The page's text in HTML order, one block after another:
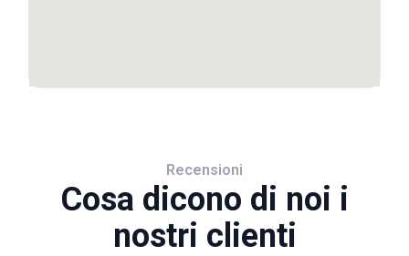
Recensioni
Cosa dicono di noi i
nostri clienti